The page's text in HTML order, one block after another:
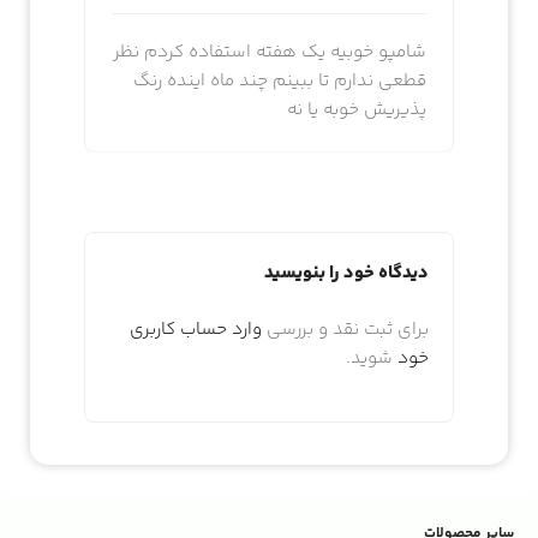
شامپو خوبیه یک هفته استفاده کردم نظر
قطعی ندارم تا ببینم چند ماه اینده رنگ
پذیریش خوبه یا نه
دیدگاه خود را بنویسید
برای ثبت نقد و بررسی وارد حساب کاربری
خود شوید.